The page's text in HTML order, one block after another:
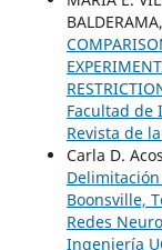
Facultad de
Revista de
Carla D.
Boonsville,
Redes
Ingeniería